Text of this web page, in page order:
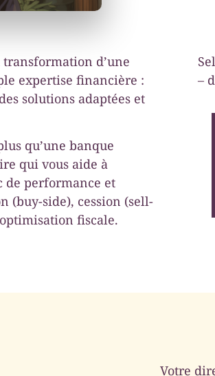
d’une
expertise financière :
solutions adaptées et
qu’une banque
qui vous aide à
de performance et
(buy-side), cession (sell-
fiscale.
–
Votre